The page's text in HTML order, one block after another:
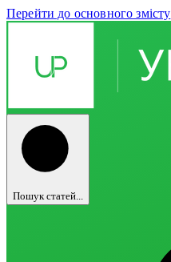
Перейти до основного змісту
Пошук статей...